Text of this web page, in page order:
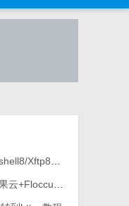
中文版下载
详细使用教程